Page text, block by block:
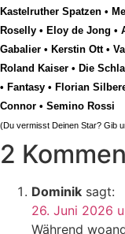
Kastelruther Spatzen •
Roselly • Eloy de Jong •
Gabalier • Kerstin Ott•
Roland Kaiser • Die
• Fantasy • Florian
Connor • Semino Rossi
(Du vermisst Deinen Star? Gib
2
Dominik sagt:
26. Juni 2026
Während